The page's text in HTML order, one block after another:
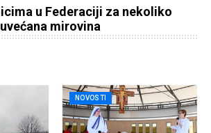
u Federaciji za nekoliko
mirovina
NOVOSTI